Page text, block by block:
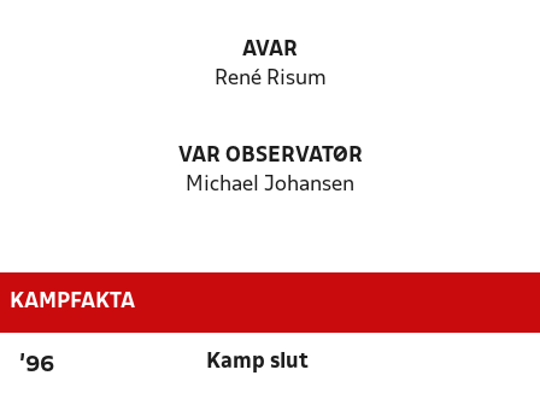
AVAR
René Risum
VAR OBSERVATØR
Michael Johansen
KAMPFAKTA
'96 Kamp slut